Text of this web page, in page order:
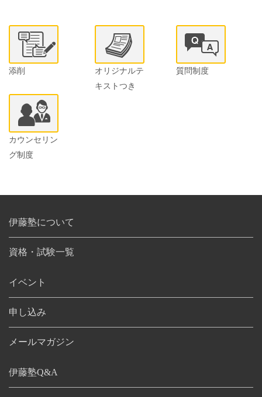
添削
オリジナルテ
キストつき
質問制度
カウンセリン
グ制度
伊藤塾について
資格・試験一覧
イベント
申し込み
メールマガジン
伊藤塾Q&A